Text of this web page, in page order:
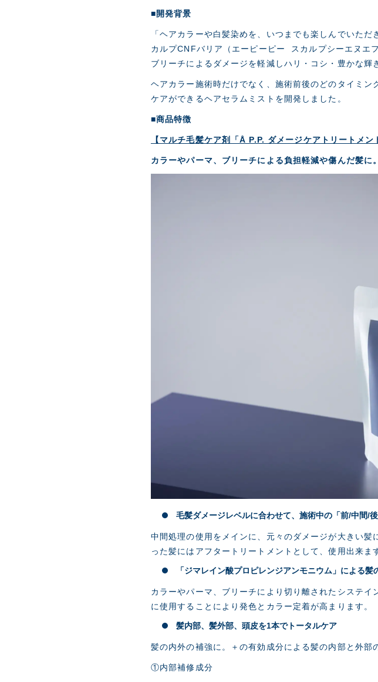
■開発背景
「ヘアカラーや白髪染めを、いつまでも楽しんでいた
カルプCNFバリア（エーピーピー スカルプシーエヌエ
ブリーチによるダメージを軽減しハリ・コシ・豊かな輝
ヘアカラー施術時だけでなく、施術前後のどのタイミ
ケアができるヘアセラムミストを開発しました。
■商品特徴
【マルチ毛髪ケア剤「Å P.P. ダメージケアトリートメン
カラーやパーマ、ブリーチによる負担軽減や傷んだ髪に。
毛髪ダメージレベルに合わせて、施術中の「前/中間/
中間処理の使用をメインに、元々のダメージが大きい
った髪にはアフタートリートメントとして、使用出来ま
「ジマレイン酸プロピレンジアンモニウム」による髪
カラーやパーマ、ブリーチにより切り離されたシステ
に使用することにより発色とカラー定着が高まります。
髪内部、髪外部、頭皮を1本でトータルケア
髪の内外の補強に。＋の有効成分による髪の内部と外部
①内部補修成分